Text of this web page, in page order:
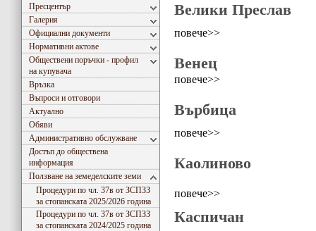
Пресцентър
Галерия
Официални документи
Нормативни актове
Обществени поръчки - профил
на купувача
Връзка
Въпроси и отговори
Актуално
Обяви
Административно обслужване
Достъп до обществена
информация
Ползване на земеделските земи
Процедури по чл. 37в от ЗСПЗЗ
за стопанската 2025/2026 година
Процедури по чл. 37в от ЗСПЗЗ
за стопанската 2024/2025 година
Велики Преслав
повече>>
Венец
повече>>
Върбица
повече>>
Каолиново
повече>>
Каспичан